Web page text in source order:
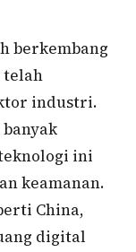
berkembang
telah
industri.
ini
keamanan.
China,
digital